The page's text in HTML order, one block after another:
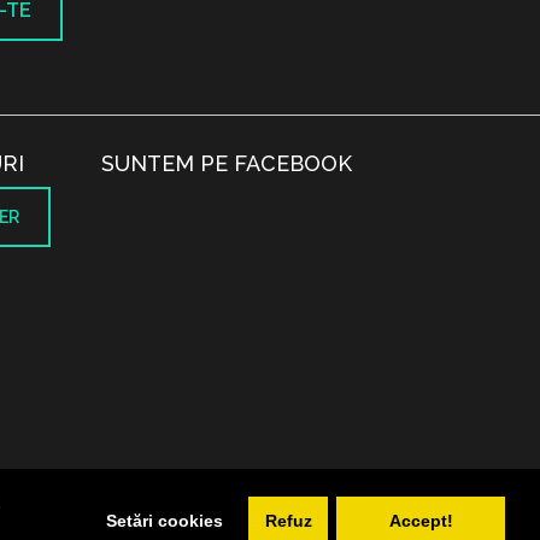
Setări cookies Refuz Accept!
TE
SUNTEM PE FACEBOOK